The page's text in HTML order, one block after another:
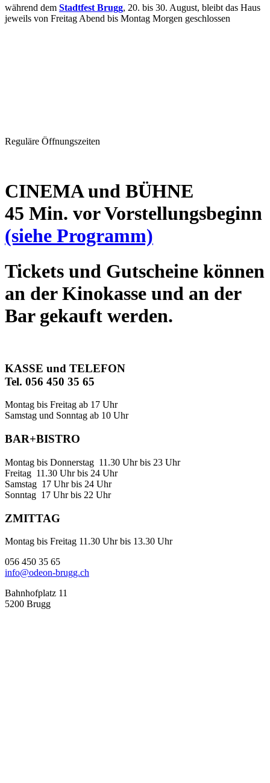
während dem Stadtfest Brugg, 20. bis 30. August, bleibt das Haus
jeweils von Freitag Abend bis Montag Morgen geschlossen
Reguläre Öffnungszeiten
CINEMA und BÜHNE
45 Min. vor Vorstellungsbeginn
(siehe Programm)
Tickets und Gutscheine können
an der Kinokasse und an der
Bar gekauft werden.
KASSE und TELEFON
Tel. 056 450 35 65
Montag bis Freitag ab 17 Uhr
Samstag und Sonntag ab 10 Uhr
BAR+BISTRO
Montag bis Donnerstag 11.30 Uhr bis 23 Uhr
Freitag 11.30 Uhr bis 24 Uhr
Samstag 17 Uhr bis 24 Uhr
Sonntag 17 Uhr bis 22 Uhr
ZMITTAG
Montag bis Freitag 11.30 Uhr bis 13.30 Uhr
056 450 35 65
info@odeon-brugg.ch
Bahnhofplatz 11
5200 Brugg